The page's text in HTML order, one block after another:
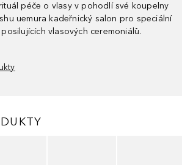
péče o vlasy v pohodlí své koupelny
uemura kadeřnický salon pro speciální
vlasových ceremoniálů.